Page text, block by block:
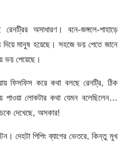
অসাধারণ। বনে-জঙ্গলে-পাহাড়ে
মানুষ হয়েছে। সহজে ভয় পেতে জানে
ভয় পেয়েছে।
ফিসফিস করে কথা বলছে রেনট্রি, ঠিক
পাওয়া লোকটার কথা যেমন বলেছিলেন…
দেখেছে, অসকার!
দেহটা পিপিং ব্যাগের ভেতরে, কিন্তু মুখ